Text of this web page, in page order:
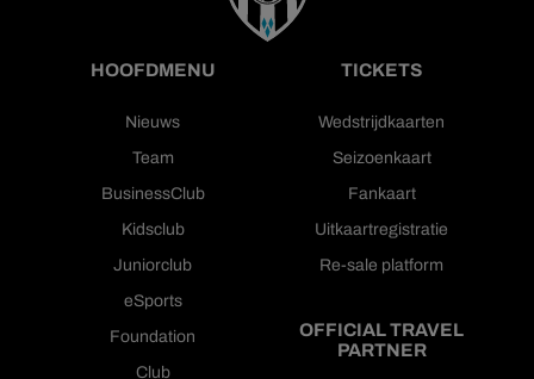
HOOFDMENU
Nieuws
Team
BusinessClub
Kidsclub
Juniorclub
eSports
Foundation
Club
TICKETS
Wedstrijdkaarten
Seizoenkaart
Fankaart
Uitkaartregistratie
Re-sale platform
OFFICIAL TRAVEL
PARTNER